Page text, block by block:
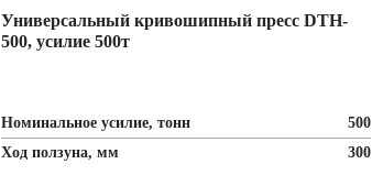
Универсальный кривошипный пресс DTH-
500, усилие 500т
Номинальное усилие, тонн
500
Ход ползуна, мм
300